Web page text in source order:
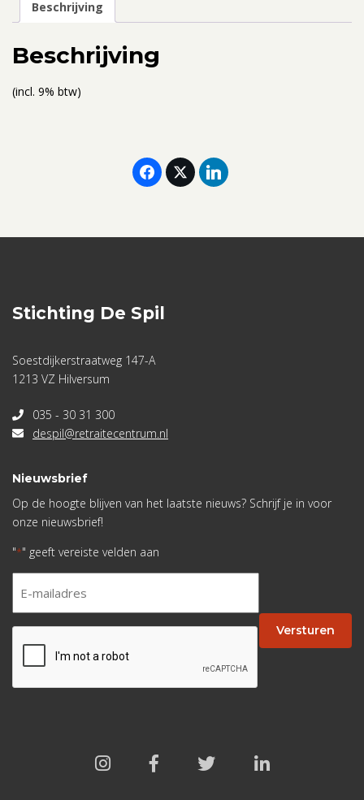
aantal
Beschrijving
Beschrijving
(incl. 9% btw)
Stichting De Spil
Soestdijkerstraatweg 147-A
1213 VZ Hilversum
035 - 30 31 300
despil@retraitecentrum.nl
Nieuwsbrief
Op de hoogte blijven van het laatste nieuws? Schrijf je in voor
onze nieuwsbrief!
"*" geeft vereiste velden aan
* Versturen